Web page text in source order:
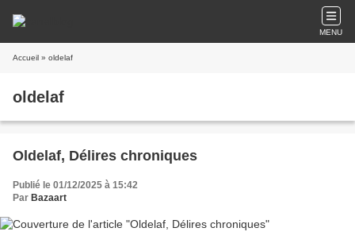
MENU
Accueil » oldelaf
oldelaf
Oldelaf, Délires chroniques
Publié le 01/12/2025 à 15:42
Par Bazaart